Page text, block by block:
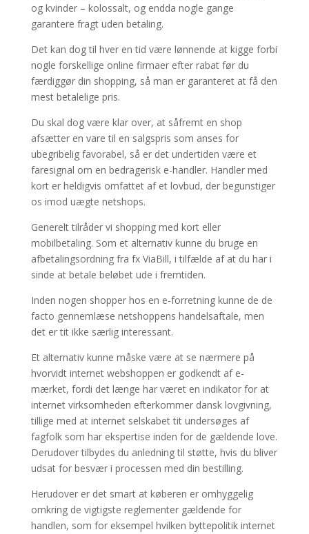
og kvinder – kolossalt, og endda nogle gange
garantere fragt uden betaling.
Det kan dog til hver en tid være lønnende at kigge forbi
nogle forskellige online firmaer efter rabat før du
færdiggør din shopping, så man er garanteret at få den
mest betalelige pris.
Du skal dog være klar over, at såfremt en shop
afsætter en vare til en salgspris som anses for
ubegribelig favorabel, så er det undertiden være et
faresignal om en bedragerisk e-handler. Handler med
kort er heldigvis omfattet af et lovbud, der begunstiger
os imod uægte netshops.
Generelt tilråder vi shopping med kort eller
mobilbetaling. Som et alternativ kunne du bruge en
afbetalingsordning fra fx ViaBill, i tilfælde af at du har i
sinde at betale beløbet ude i fremtiden.
Inden nogen shopper hos en e-forretning kunne de de
facto gennemlæse netshoppens handelsaftale, men
det er tit ikke særlig interessant.
Et alternativ kunne måske være at se nærmere på
hvorvidt internet webshoppen er godkendt af e-
mærket, fordi det længe har været en indikator for at
internet virksomheden efterkommer dansk lovgivning,
tillige med at internet selskabet tit undersøges af
fagfolk som har ekspertise inden for de gældende love.
Derudover tilbydes du anledning til støtte, hvis du bliver
udsat for besvær i processen med din bestilling.
Herudover er det smart at køberen er omhyggelig
omkring de vigtigste reglementer gældende for
handlen, som for eksempel hvilken byttepolitik internet